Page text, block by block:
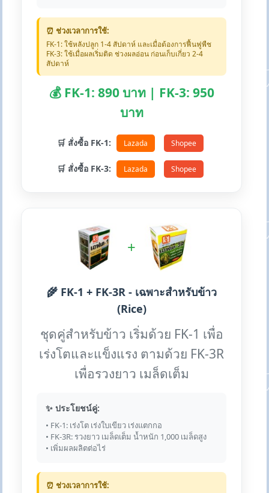
⏰ ช่วงเวลาการใช้:
FK-1: ใช้หลังปลูก 1-4 สัปดาห์ และเมื่อต้องการฟื้นฟูพืช
FK-3: ใช้เมื่อผลเริ่มติด ช่วงผลอ่อน ก่อนเก็บเกี่ยว 2-4
สัปดาห์
💰 FK-1: 890 บาท | FK-3: 950
บาท
🛒 สั่งซื้อ FK-1: Lazada Shopee
🛒 สั่งซื้อ FK-3: Lazada Shopee
+
🌾 FK-1 + FK-3R - เฉพาะสำหรับข้าว
(Rice)
ชุดคู่สำหรับข้าว เริ่มด้วย FK-1 เพื่อ
เร่งโตและแข็งแรง ตามด้วย FK-3R
เพื่อรวงยาว เมล็ดเต็ม
✨ ประโยชน์คู่:
• FK-1: เร่งโต เร่งใบเขียว เร่งแตกกอ
• FK-3R: รวงยาว เมล็ดเต็ม น้ำหนัก 1,000 เมล็ดสูง
• เพิ่มผลผลิตต่อไร่
⏰ ช่วงเวลาการใช้: